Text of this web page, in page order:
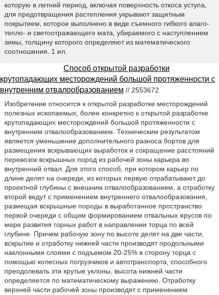
которую в летний период, включая поверхность откоса уступа,
для предотвращения растепления укрывают защитным
покрытием, которое выполнено в виде съемного гибкого влаго-
тепло- и светоотражающего мата, убираемого с наступлением
зимы, толщину которого определяют из математического
соотношения. 1 ил.
Способ открытой разработки
крутопадающих месторождений большой протяженности с
внутренним отвалообразованием // 2553672
Изобретение относится к открытой разработке месторождений
полезных ископаемых, более конкретно к открытой разработке
крутопадающих месторождений большой протяженности с
внутренним отвалообразованием. Техническим результатом
является уменьшение дополнительного разноса бортов для
размещения вскрывающих выработок и сокращение расстояний
перевозок вскрышных пород из рабочей зоны карьера во
внутренний отвал. Для этого способ, при котором карьер по
длине делят на очереди, из которых первую отрабатывают до
проектной глубины с внешним отвалообразованием, а отработку
второй ведут с применением внутреннего отвалообразования,
размещая вскрышные породы в выработанное пространство
первой очереди с общим формированием отвальных ярусов по
мере развития горных работ в направлении торца по всей
глубине. Причем рабочую зону по высоте делят на две части,
вскрытие и отработку нижней части производят продольными
наклонными слоями с подъемом 20-25% в сторону торца с
помощью колесных погрузчиков и автотранспорта, способного
преодолевать эти крутые уклоны, высота нижней части
определяется по математическому выражению. Отработку
верхней части рабочей зоны производят с применением